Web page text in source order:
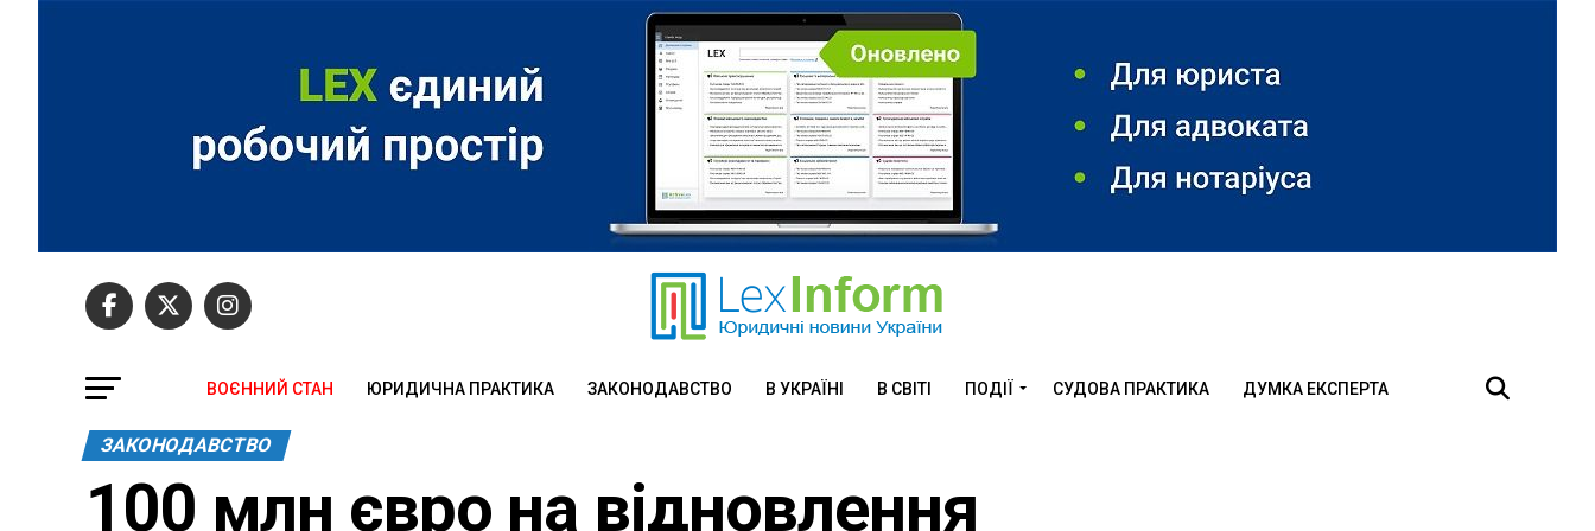
ВОЄННИЙ СТАН ЮРИДИЧНА ПРАКТИКА ЗАКОНОДАВСТВО В УКРАЇНІ В СВІТІ ПОДІЇ СУДОВА ПРАКТИКА ДУМКА ЕКСПЕРТА
ЗАКОНОДАВСТВО
100 млн євро на відновлення